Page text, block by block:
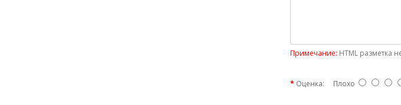
Примечание: HTML разметка
Оценка: Плохо